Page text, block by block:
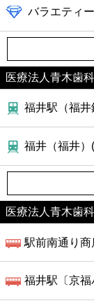
バラエティ
医療法人青木歯
福井駅（福
福井（福井）
医療法人青木歯
駅前南通り
福井駅〔京